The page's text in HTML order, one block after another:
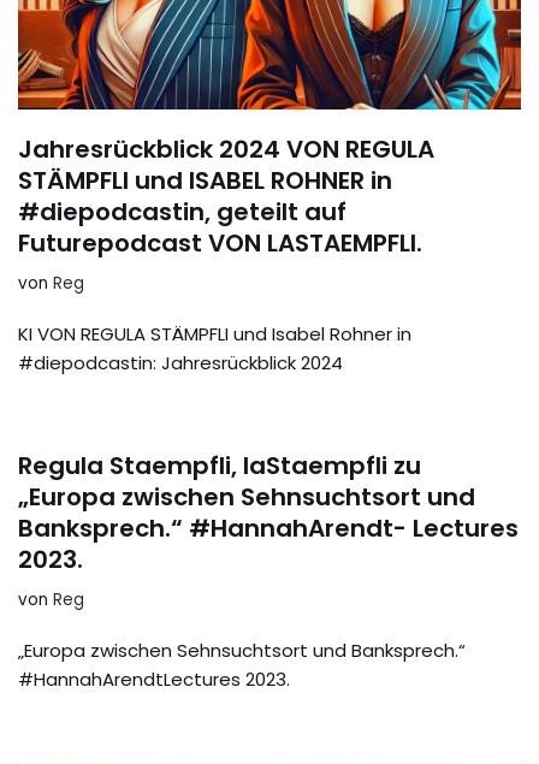
Jahresrückblick 2024 VON REGULA
STÄMPFLI und ISABEL ROHNER in
#diepodcastin, geteilt auf
Futurepodcast VON LASTAEMPFLI.
von Reg
KI VON REGULA STÄMPFLI und Isabel Rohner in
#diepodcastin: Jahresrückblick 2024
Regula Staempfli, laStaempfli zu
„Europa zwischen Sehnsuchtsort und
Banksprech.“ #HannahArendt- Lectures
2023.
von Reg
„Europa zwischen Sehnsuchtsort und Banksprech.“
#HannahArendtLectures 2023.